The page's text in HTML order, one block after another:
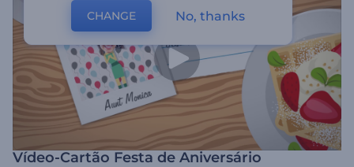
Vídeo-Cartão Festa de Aniversário
CHANGE No, thanks